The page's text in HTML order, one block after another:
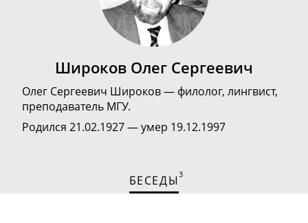
Широков Олег Сергеевич
Олег Сергеевич Широков— филолог, лингвист,
преподаватель МГУ.
Родился 21.02.1927 — умер 19.12.1997
БЕСЕДЫ3